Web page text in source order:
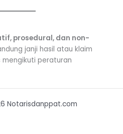
prosedural, dan non-
janji hasil atau klaim
mengikuti peraturan
Notarisdanppat.com